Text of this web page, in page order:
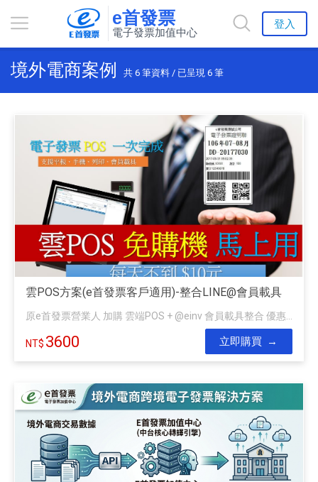
e首發票
電子發票加值中心
登入
境外電商案例 共 6 筆資料 / 已呈現 6 筆
雲POS方案(e首發票客戶適用)-整合LINE@會員載具
原e首發票營業人 加購 雲端POS + @einv 會員載具整合 優惠...
3600 立即購買